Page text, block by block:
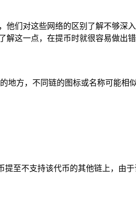
们对这些网络的区别了解不够深
这一点，在提币时就很容易做出错
地方，不同链的图标或名称可能相
至不支持该代币的其他链上，由